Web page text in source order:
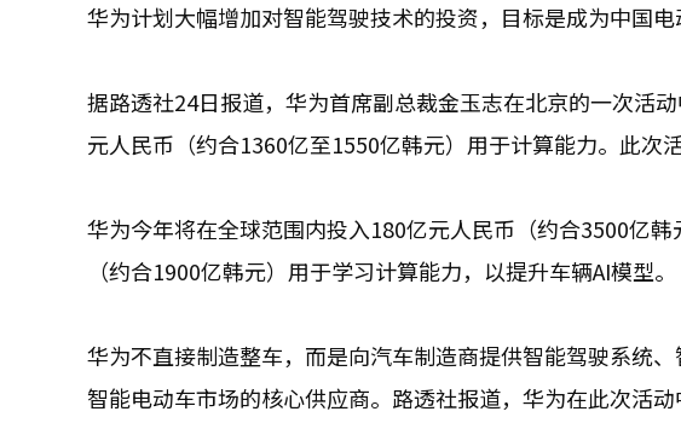
华为计划大幅增加对智能驾驶技术的投资，目标是成为中国
据路透社24日报道，华为首席副总裁金玉志在北京的一次活
元人民币（约合1360亿至1550亿韩元）用于计算能力。此次
华为今年将在全球范围内投入180亿元人民币（约合3500亿
（约合1900亿韩元）用于学习计算能力，以提升车辆AI模型。
华为不直接制造整车，而是向汽车制造商提供智能驾驶系统
智能电动车市场的核心供应商。路透社报道，华为在此次活